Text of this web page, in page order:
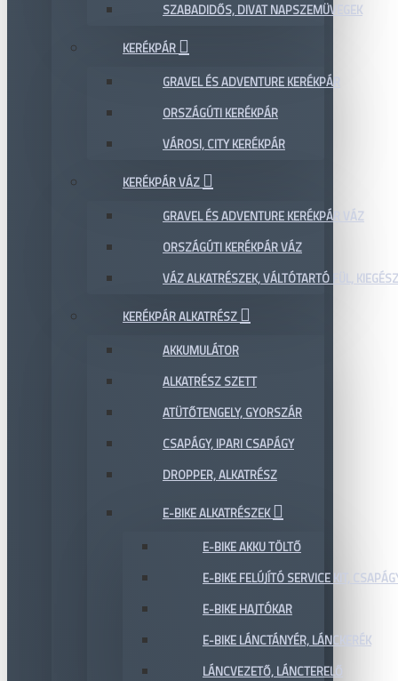
SZABADIDŐS, DIVAT NAPSZEMÜVEGEK
KERÉKPÁR
GRAVEL ÉS ADVENTURE KERÉKPÁR
ORSZÁGÚTI KERÉKPÁR
VÁROSI, CITY KERÉKPÁR
KERÉKPÁR VÁZ
GRAVEL ÉS ADVENTURE KERÉKPÁR VÁZ
ORSZÁGÚTI KERÉKPÁR VÁZ
VÁZ ALKATRÉSZEK, VÁLTÓTARTÓ FÜL,
KERÉKPÁR ALKATRÉSZ
AKKUMULÁTOR
ALKATRÉSZ SZETT
ATÜTŐTENGELY, GYORSZÁR
CSAPÁGY, IPARI CSAPÁGY
DROPPER, ALKATRÉSZ
E-BIKE ALKATRÉSZEK
E-BIKE AKKU TÖLTŐ
E-BIKE FELÚJÍTÓ SERVICE KIT,
E-BIKE HAJTÓKAR
E-BIKE LÁNCTÁNYÉR, LÁNCKERÉK
LÁNCVEZETŐ, LÁNCTERELŐ